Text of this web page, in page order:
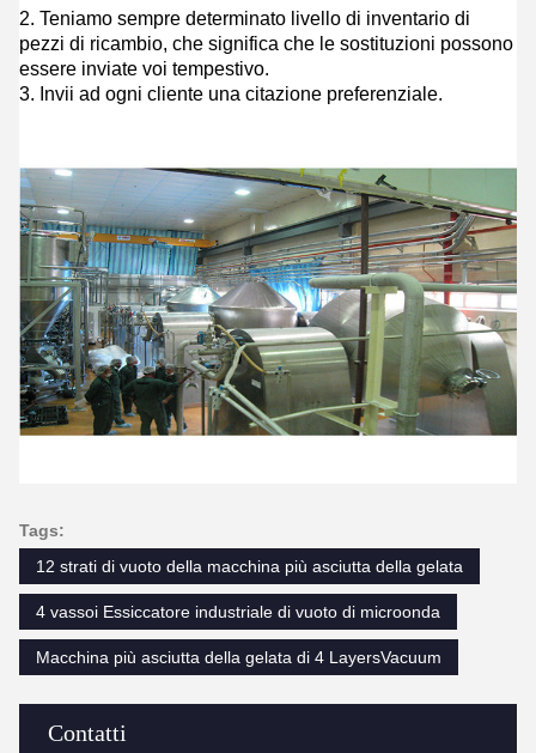
Contatti
2. Teniamo sempre determinato livello di inventario di
pezzi di ricambio, che significa che le sostituzioni possono
essere inviate voi tempestivo.
3. Invii ad ogni cliente una citazione preferenziale.
Tags:
12 strati di vuoto della macchina più asciutta della gelata
4 vassoi Essiccatore industriale di vuoto di microonda
Macchina più asciutta della gelata di 4 LayersVacuum